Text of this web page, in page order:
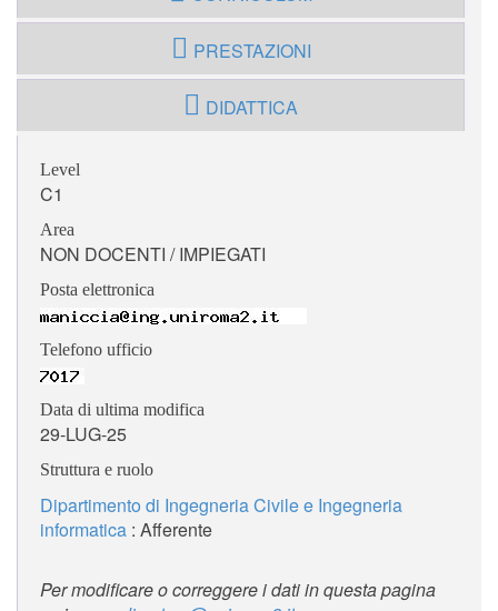
PRESTAZIONI
DIDATTICA
Level
C1
Area
NON DOCENTI / IMPIEGATI
Posta elettronica
Telefono ufficio
Data di ultima modifica
29-LUG-25
Struttura e ruolo
Dipartimento di Ingegneria Civile e Ingegneria
informatica : Afferente
Per modificare o correggere i dati in questa pagina